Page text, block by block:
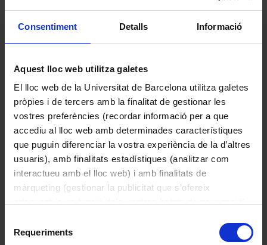
Consentiment Detalls Informació
Aquest lloc web utilitza galetes
El lloc web de la Universitat de Barcelona utilitza galetes
pròpies i de tercers amb la finalitat de gestionar les
vostres preferències (recordar informació per a que
accediu al lloc web amb determinades característiques
que puguin diferenciar la vostra experiència de la d’altres
usuaris), amb finalitats estadístiques (analitzar com
interactueu amb el lloc web) i amb finalitats de
màrqueting (gestionar la publicitat que s’ofereix
consultar laPolítica de galetes del lloc web de la
Requeriments
Jordi Sabater Pi
1995